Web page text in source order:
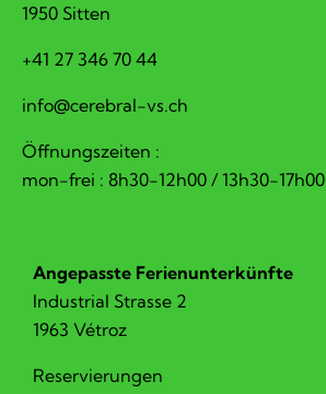
1950 Sitten
+41 27 346 70 44
hc.sv-larberec@ofni
Öffnungszeiten :
mon-frei : 8h30-12h00 / 13h30-17h00
Angepasste Ferienunterkünfte
Industrial Strasse 2
1963 Vétroz
Reservierungen